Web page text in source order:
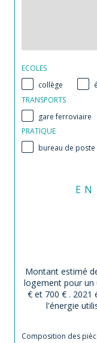
ECOLES
collège
TRANSPORTS
gare ferroviaire
PRATIQUE
bureau de poste
Montant estimé
logement pour un
€ et 700 € . 2021
l'énergie
Composition des